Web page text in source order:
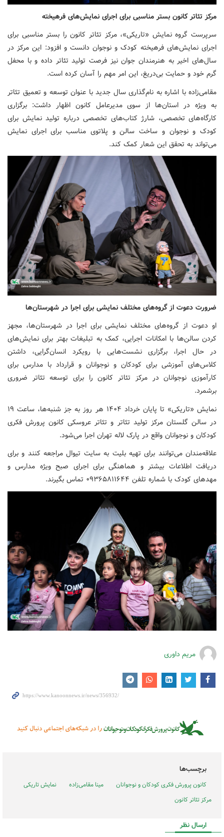
مرکز تئاتر کانون بستر مناسبی برای اجرای نمایش‌های فرهیخته
سرپرست گروه نمایش «تاریکی»، مرکز تئاتر کانون را بستر مناسبی برای
اجرای نمایش‌های فرهیخته کودک و نوجوان دانست و افزود: این مرکز در
سال‌های اخیر به هنرمندان جوان نیز فرصت تولید تئاتر داده و با محفل
گرم خود و حمایت بی‌دریغ، این امر مهم را آسان کرده است.
مقامی‌زاده با اشاره به نام‌گذاری سال جدید با عنوان توسعه و تعمیق تئاتر
به ویژه در استان‌ها از سوی مدیرعامل کانون اظهار داشت: برگزاری
کارگاه‌های تخصصی، شارژ کتاب‌های تخصصی درباره تولید نمایش برای
کودک و نوجوان و ساخت سالن و پلاتوی مناسب برای اجرای نمایش
می‌تواند به تحقق این شعار کمک کند.
ضرورت دعوت از گروه‌های مختلف نمایشی برای اجرا در شهرستان‌ها
او دعوت از گروه‌های مختلف نمایشی برای اجرا در شهرستان‌ها، مجهز
کردن سالن‌ها با امکانات اجرایی، کمک به تبلیغات بهتر برای نمایش‌های
در حال اجرا، برگزاری نشست‌هایی با رویکرد انسان‌گرایی، داشتن
کلاس‌های آموزشی برای کودکان و نوجوانان و قرارداد با مدارس برای
کارآموزی نوجوانان در مرکز تئاتر کانون را برای توسعه تئاتر ضروری
برشمرد.
نمایش «تاریکی» تا پایان خرداد ۱۴۰۴ هر روز به جز شنبه‌ها، ساعت ۱۹
در سالن گلستان مرکز تولید تئاتر و تئاتر عروسکی کانون پرورش فکری
کودکان و نوجوانان واقع در پارک لاله تهران اجرا می‌شود.
علاقه‌مندان می‌توانند برای تهیه بلیت به سایت تیوال مراجعه کنند و برای
دریافت اطلاعات بیشتر و هماهنگی برای اجرای صبح ویژه‌ مدارس و
مهدهای کودک با شماره تلفن‌ ۰۹۳۶۵۸۱۱۶۴۴ تماس بگیرند.
مریم داوری
برچسب‌ها
کانون پرورش فکری کودکان و نوجوانان مینا مقامی‌زاده
نمایش تاریکی
مرکز تئاتر کانون
ارسال نظر